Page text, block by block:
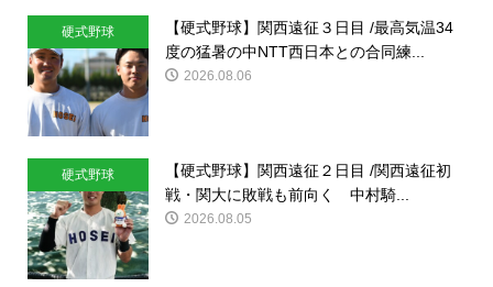
硬式野球
【硬式野球】関西遠征３日目 /最高気温34
度の猛暑の中NTT西日本との合同練...
2026.08.06
硬式野球
【硬式野球】関西遠征２日目 /関西遠征初
戦・関大に敗戦も前向く 中村騎...
2026.08.05